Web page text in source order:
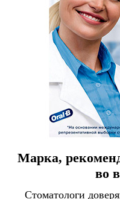
Марка,
во
Стоматологи